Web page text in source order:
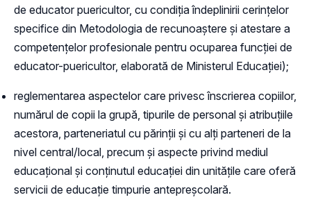
de educator puericultor, cu condiția îndeplinirii cerințelor
specifice din Metodologia de recunoaștere și atestare a
competențelor profesionale pentru ocuparea funcției de
educator-puericultor, elaborată de Ministerul Educației);
reglementarea aspectelor care privesc înscrierea copiilor,
numărul de copii la grupă, tipurile de personal și atribuțiile
acestora, parteneriatul cu părinții și cu alți parteneri de la
nivel central/local, precum și aspecte privind mediul
educațional și conținutul educației din unitățile care oferă
servicii de educație timpurie antepreșcolară.